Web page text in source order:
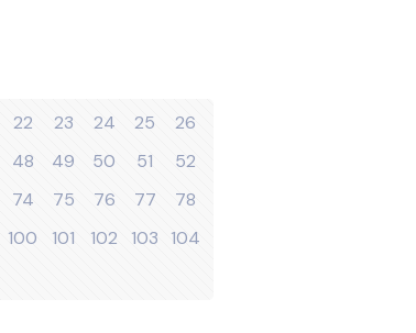
22 23 24 25
26
48 49 50 51
52
74 75 76 77
78
100 101 102 103
104